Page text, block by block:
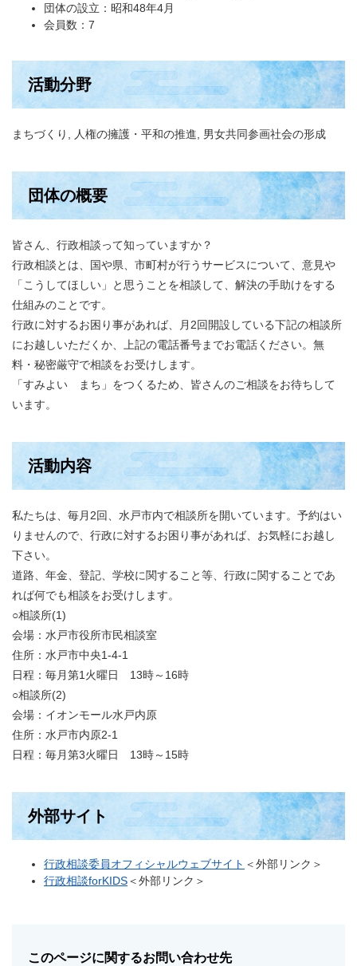
団体の設立：昭和48年4月
会員数：7
活動分野
まちづくり, 人権の擁護・平和の推進, 男女共同参画社会の形成
団体の概要
皆さん、行政相談って知っていますか？
行政相談とは、国や県、市町村が行うサービスについて、意見や
「こうしてほしい」と思うことを相談して、解決の手助けをする
仕組みのことです。
行政に対するお困り事があれば、月2回開設している下記の相談所
にお越しいただくか、上記の電話番号までお電話ください。無
料・秘密厳守で相談をお受けします。
「すみよい まち」をつくるため、皆さんのご相談をお待ちして
います。
活動内容
私たちは、毎月2回、水戸市内で相談所を開いています。予約はい
りませんので、行政に対するお困り事があれば、お気軽にお越し
下さい。
道路、年金、登記、学校に関すること等、行政に関することであ
れば何でも相談をお受けします。
○相談所(1)
会場：水戸市役所市民相談室
住所：水戸市中央1-4-1
日程：毎月第1火曜日 13時～16時
○相談所(2)
会場：イオンモール水戸内原
住所：水戸市内原2-1
日程：毎月第3火曜日 13時～15時
外部サイト
行政相談委員オフィシャルウェブサイト ＜外部リンク＞
行政相談forKIDS＜外部リンク＞
このページに関するお問い合わせ先